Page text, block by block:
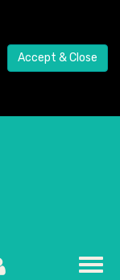
Accept & Close